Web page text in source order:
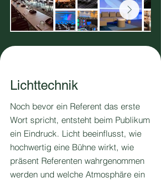
Lichttechnik
Noch bevor ein Referent das erste
Wort spricht, entsteht beim Publikum
ein Eindruck. Licht beeinflusst, wie
hochwertig eine Bühne wirkt, wie
präsent Referenten wahrgenommen
werden und welche Atmosphäre ein